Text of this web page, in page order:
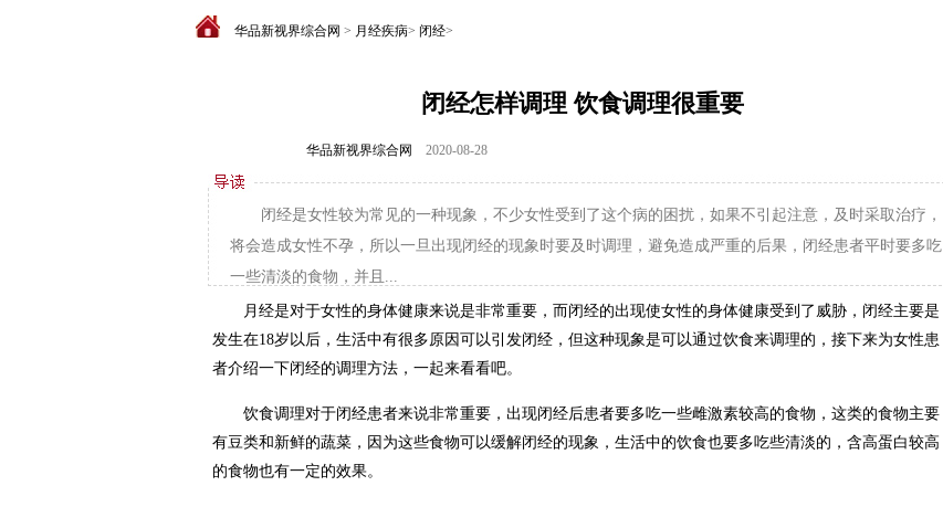
华品新视界综合网 > 月经疾病> 闭经>
闭经怎样调理 饮食调理很重要
华品新视界综合网 2020-08-28
闭经是女性较为常见的一种现象，不少女性受到了这个病的困扰，如果不引起注意，及时采取治疗，
将会造成女性不孕，所以一旦出现闭经的现象时要及时调理，避免造成严重的后果，闭经患者平时要多吃
一些清淡的食物，并且...
月经是对于女性的身体健康来说是非常重要，而闭经的出现使女性的身体健康受到了威胁，闭经主要是
发生在18岁以后，生活中有很多原因可以引发闭经，但这种现象是可以通过饮食来调理的，接下来为女性患
者介绍一下闭经的调理方法，一起来看看吧。
饮食调理对于闭经患者来说非常重要，出现闭经后患者要多吃一些雌激素较高的食物，这类的食物主要
有豆类和新鲜的蔬菜，因为这些食物可以缓解闭经的现象，生活中的饮食也要多吃些清淡的，含高蛋白较高
的食物也有一定的效果。